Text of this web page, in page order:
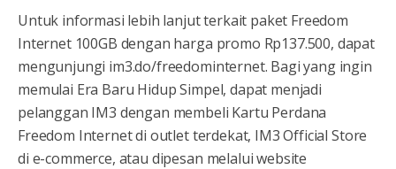
Untuk informasi lebih lanjut terkait paket Freedom
Internet 100GB dengan harga promo Rp137.500, dapat
mengunjungi im3.do/freedominternet. Bagi yang ingin
memulai Era Baru Hidup Simpel, dapat menjadi
pelanggan IM3 dengan membeli Kartu Perdana
Freedom Internet di outlet terdekat, IM3 Official Store
di e-commerce, atau dipesan melalui website